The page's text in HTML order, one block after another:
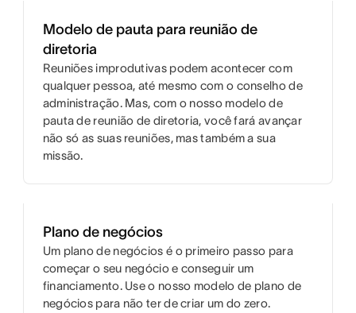
Modelo de pauta para reunião de
diretoria
Reuniões improdutivas podem acontecer com
qualquer pessoa, até mesmo com o conselho de
administração. Mas, com o nosso modelo de
pauta de reunião de diretoria, você fará avançar
não só as suas reuniões, mas também a sua
missão.
Plano de negócios
Um plano de negócios é o primeiro passo para
começar o seu negócio e conseguir um
financiamento. Use o nosso modelo de plano de
negócios para não ter de criar um do zero.